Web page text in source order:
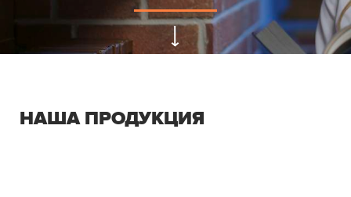
НАША ПРОДУКЦИЯ